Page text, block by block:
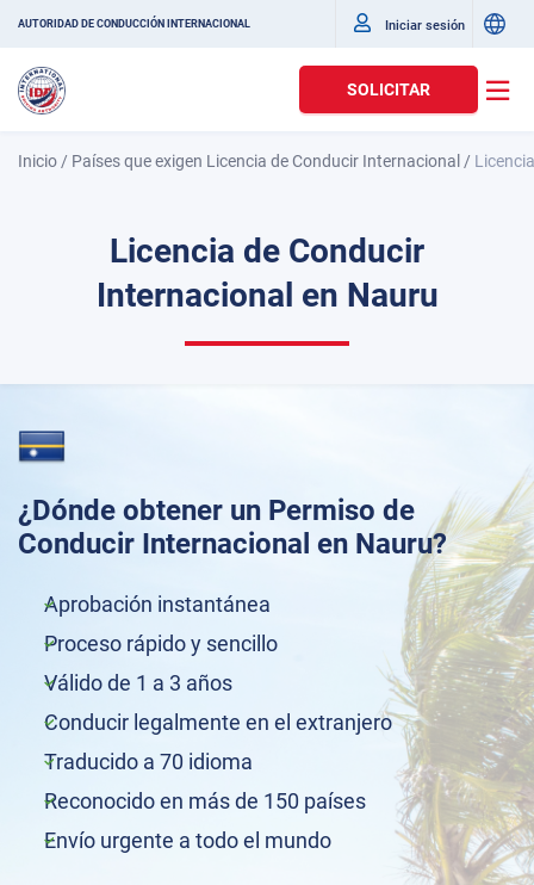
AUTORIDAD DE CONDUCCIÓN INTERNACIONAL Iniciar sesión
SOLICITAR
Inicio / Países que exigen Licencia de Conducir Internacional /
Licencia de Conducir
Internacional en Nauru
¿Dónde obtener un Permiso de
Conducir Internacional en Nauru?
Aprobación instantánea
Proceso rápido y sencillo
Válido de 1 a 3 años
Conducir legalmente en el extranjero
Traducido a 70 idioma
Reconocido en más de 150 países
Envío urgente a todo el mundo